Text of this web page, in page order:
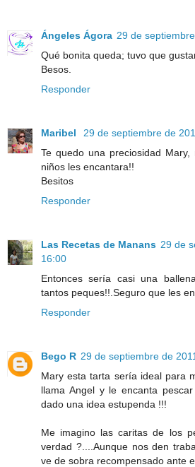
Ángeles Ágora 29 de
Qué bonita queda; tuvo que
Besos.
Responder
Maribel
29 de septiembre de
Te quedo una preciosidad
niños les encantara!!
Besitos
Responder
Las Recetas de Manans 29 de
16:00
Entonces sería casi una
tantos peques!!.Seguro que les
Responder
Bego R 29 de septiembre de
Mary esta tarta sería ideal para
llama Angel y le encanta
dado una idea estupenda !!!
Me imagino las caritas de los
verdad ?....Aunque nos den
ve de sobra recompensado ante